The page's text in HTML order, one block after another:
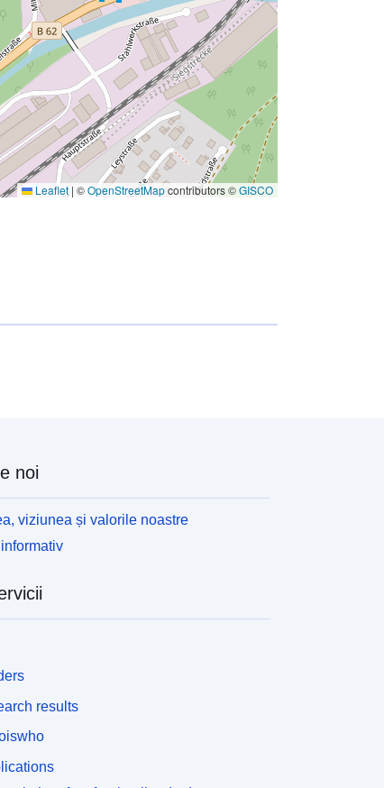
Leaflet | ©OpenStreetMapcontributors ©GISCO
noi
viziunea și valorile noastre
results